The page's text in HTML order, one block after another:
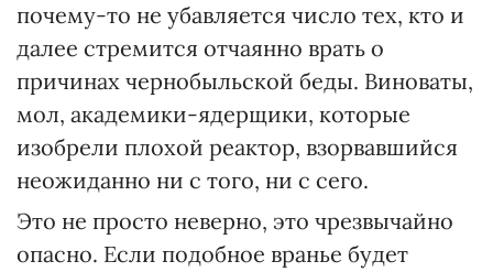
почему-то не убавляется число тех, кто и
далее стремится отчаянно врать о
причинах чернобыльской беды. Виноваты,
мол, академики-ядерщики, которые
изобрели плохой реактор, взорвавшийся
неожиданно ни с того, ни с сего.
Это не просто неверно, это чрезвычайно
опасно. Если подобное вранье будет